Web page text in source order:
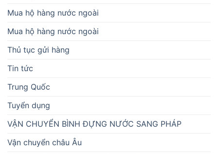
Mua hộ hàng nước ngoài
Mua hộ hàng nước ngoài
Thủ tục gửi hàng
Tin tức
Trung Quốc
Tuyển dụng
VẬN CHUYỂN BÌNH ĐỰNG NƯỚC SANG PHÁP
Vận chuyển châu Âu